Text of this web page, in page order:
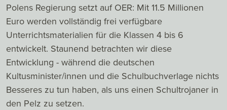
Polens Regierung setzt auf OER: Mit 11.5 Millionen
Euro werden vollständig frei verfügbare
Unterrichtsmaterialien für die Klassen 4 bis 6
entwickelt. Staunend betrachten wir diese
Entwicklung - während die deutschen
Kultusminister/innen und die Schulbuchverlage nichts
Besseres zu tun haben, als uns einen Schultrojaner in
den Pelz zu setzen.